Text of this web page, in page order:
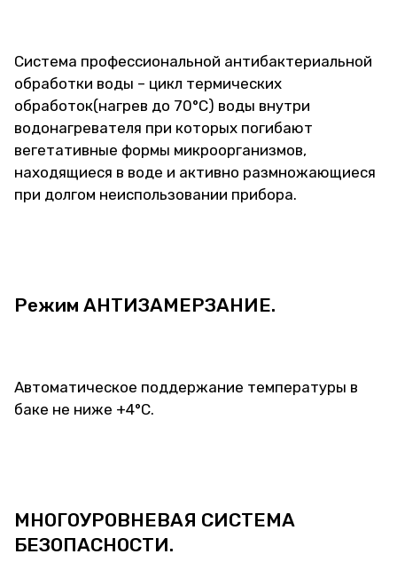
Система профессиональной антибактериальной
обработки воды – цикл термических
обработок(нагрев до 70°С) воды внутри
водонагревателя при которых погибают
вегетативные формы микроорганизмов,
находящиеся в воде и активно размножающиеся
при долгом неиспользовании прибора.
Режим АНТИЗАМЕРЗАНИЕ.
Автоматическое поддержание температуры в
баке не ниже +4°С.
МНОГОУРОВНЕВАЯ СИСТЕМА
БЕЗОПАСНОСТИ.